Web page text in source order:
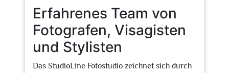
Erfahrenes Team von
Fotografen, Visagisten
und Stylisten
Das StudioLine Fotostudio zeichnet sich durch